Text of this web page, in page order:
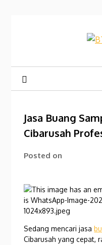
Jasa Buang
Cibarusah
Posted on
Sedang mencari jasa
Cibarusah yang cepat,